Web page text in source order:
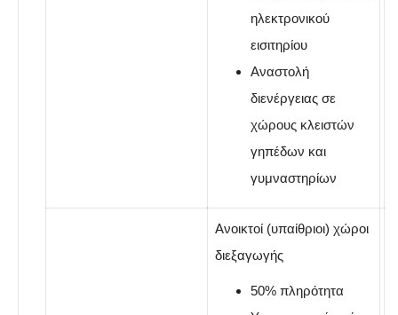
ηλεκτρονικού
εισιτηρίου
Αναστολή
διενέργειας σε
χώρους κλειστών
γηπέδων και
γυμναστηρίων
Ανοικτοί (υπαίθριοι) χώροι
διεξαγωγής
50% πληρότητα